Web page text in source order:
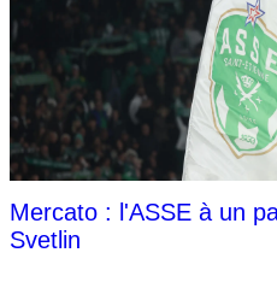
Mercato : l'ASSE à un
Svetlin